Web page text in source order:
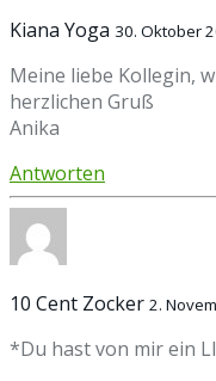
Kiana Yoga 30. Oktober
Meine liebe Kollegin,
herzlichen Gruß
Anika
Antworten
10 Cent Zocker 2.
*Du hast von mir ein